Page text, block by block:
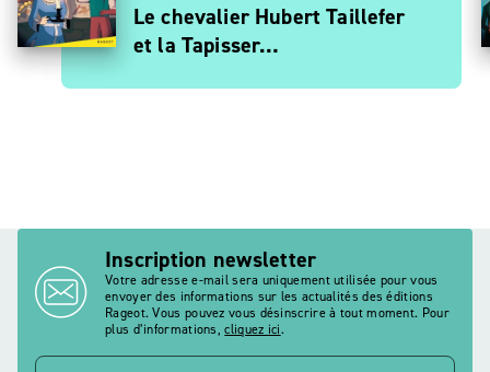
Le chevalier Hubert Taillefer
et la Tapisser…
Inscription newsletter
Votre adresse e-mail sera uniquement utilisée pour vous
envoyer des informations sur les actualités des éditions
Rageot. Vous pouvez vous désinscrire à tout moment. Pour
plus d’informations,cliquez ici.